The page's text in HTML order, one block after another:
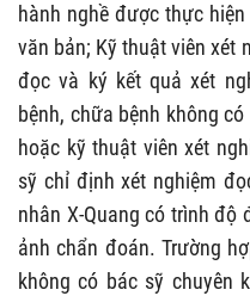
hành nghề được thực
văn bản; Kỹ thuật viên xét
đọc và ký kết quả xét
bệnh, chữa bệnh không
hoặc kỹ thuật viên xét
sỹ chỉ định xét nghiệm
nhân X-Quang có trình
ảnh chẩn đoán. Trường
không có bác sỹ chuyên